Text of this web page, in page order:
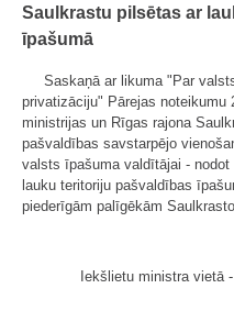
Saulkrastu pilsētas ar
īpašumā
Saskaņā ar likuma "Par
privatizāciju" Pārejas
ministrijas un Rīgas rajona
pašvaldības savstarpējo
valsts īpašuma valdītājai -
lauku teritoriju pašvaldības
piederīgām palīgēkām
Iekšlietu ministra vietā